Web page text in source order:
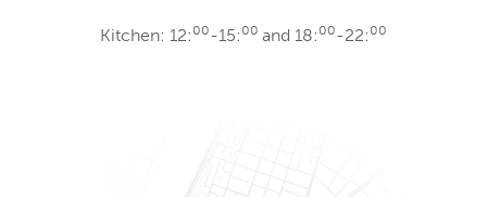
Kitchen: 12: 00-15: 00 and 18: 00-22: 00